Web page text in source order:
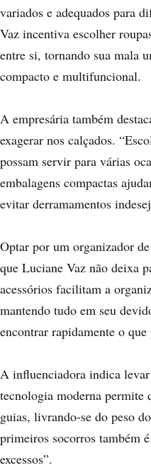
variados e adequados para
Vaz incentiva escolher
entre si, tornando sua mala
compacto e multifuncional.
A empresária também
exagerar nos calçados.
possam servir para várias
embalagens compactas
evitar derramamentos
Optar por um organizador
que Luciane Vaz não deixa
acessórios facilitam a
mantendo tudo em seu
encontrar rapidamente o que
A influenciadora indica
tecnologia moderna permite
guias, livrando-se do peso
primeiros socorros também
excessos”.